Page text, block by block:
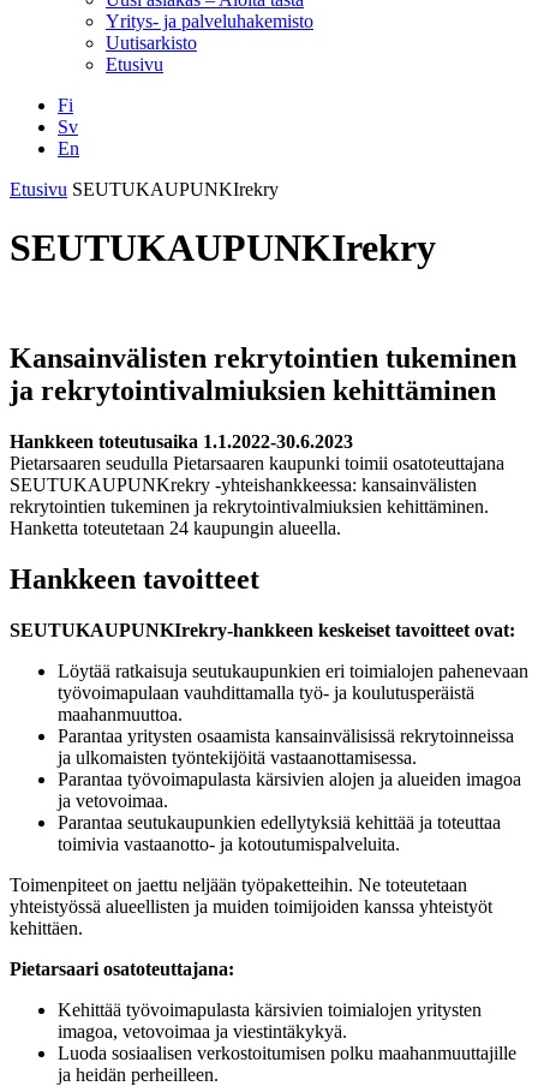
Yritys- ja palveluhakemisto
Uutisarkisto
Etusivu
Fi
Sv
En
Facebook
Instagram
LinkedIN
YouTube
Etusivu SEUTUKAUPUNKIrekry
SEUTUKAUPUNKIrekry
Kansainvälisten rekrytointien tukeminen
ja rekrytointivalmiuksien kehittäminen
Hankkeen toteutusaika 1.1.2022-30.6.2023
Pietarsaaren seudulla Pietarsaaren kaupunki toimii osatoteuttajana
SEUTUKAUPUNKrekry -yhteishankkeessa: kansainvälisten
rekrytointien tukeminen ja rekrytointivalmiuksien kehittäminen.
Hanketta toteutetaan 24 kaupungin alueella.
Hankkeen tavoitteet
SEUTUKAUPUNKIrekry-hankkeen keskeiset tavoitteet ovat:
Löytää ratkaisuja seutukaupunkien eri toimialojen pahenevaan
työvoimapulaan vauhdittamalla työ- ja koulutusperäistä
maahanmuuttoa.
Parantaa yritysten osaamista kansainvälisissä rekrytoinneissa
ja ulkomaisten työntekijöitä vastaanottamisessa.
Parantaa työvoimapulasta kärsivien alojen ja alueiden imagoa
ja vetovoimaa.
Parantaa seutukaupunkien edellytyksiä kehittää ja toteuttaa
toimivia vastaanotto- ja kotoutumispalveluita.
Toimenpiteet on jaettu neljään työpaketteihin. Ne toteutetaan
yhteistyössä alueellisten ja muiden toimijoiden kanssa yhteistyöt
kehittäen.
Pietarsaari osatoteuttajana:
Kehittää työvoimapulasta kärsivien toimialojen yritysten
imagoa, vetovoimaa ja viestintäkykyä.
Luoda sosiaalisen verkostoitumisen polku maahanmuuttajille
ja heidän perheilleen.